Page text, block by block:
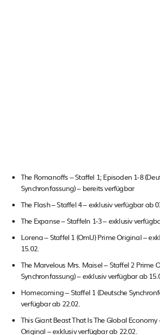
The Romanoffs – Staffel 1; Episoden 1-8
Synchronfassung) – bereits verfügbar
The Flash – Staffel 4 – exklusiv verfügbar ab
The Expanse – Staffeln 1-3 – exklusiv
Lorena – Staffel 1 (OmU) Prime Original –
15.02.
The Marvelous Mrs. Maisel – Staffel 2 Prime
Synchronfassung) – exklusiv verfügbar ab
Homecoming – Staffel 1 (Deutsche
verfügbar ab 22.02.
This Giant Beast That Is The Global Economy
Original – exklusiv verfügbar ab 22.02.